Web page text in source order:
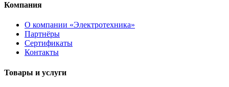
Компания
О компании «Электротехника»
Партнёры
Сертификаты
Контакты
Товары и услуги